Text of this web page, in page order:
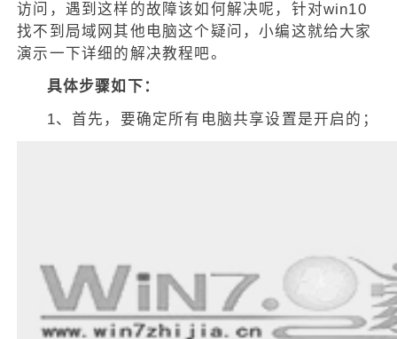
访问，遇到这样的故障该如何解决呢，针对win10
找不到局域网其他电脑这个疑问，小编这就给大家
演示一下详细的解决教程吧。
具体步骤如下：
1、首先，要确定所有电脑共享设置是开启的；